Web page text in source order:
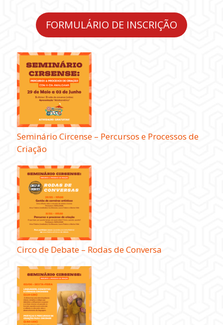
FORMULÁRIO DE INSCRIÇÃO
Seminário Circense – Percursos e Processos de
Criação
Circo de Debate – Rodas de Conversa